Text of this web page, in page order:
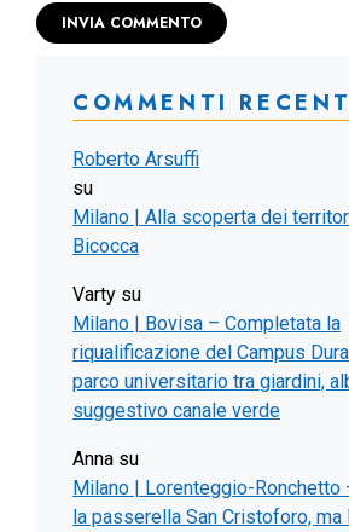
COMMENTI
Roberto Arsuffi
su
Milano | Alla scoperta dei
Bicocca
Varty su
Milano | Bovisa – Completata la
riqualificazione del Campus
parco universitario tra giardini,
suggestivo canale verde
Anna su
Milano | Lorenteggio-Ronchetto
la passerella San Cristoforo,